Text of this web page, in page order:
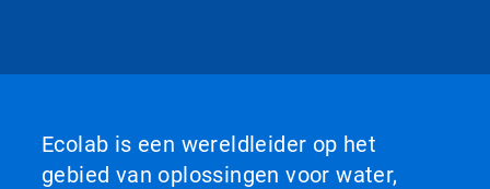
Ecolab is een wereldleider op het
gebied van oplossingen voor water,